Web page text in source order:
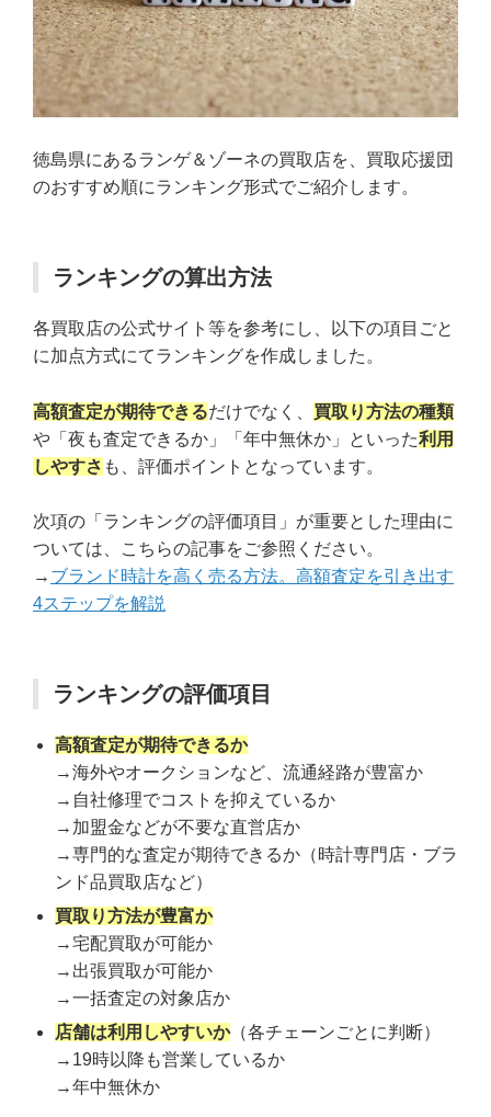
徳島県にあるランゲ＆ゾーネの買取店を、買取応援団
のおすすめ順にランキング形式でご紹介します。
ランキングの算出方法
各買取店の公式サイト等を参考にし、以下の項目ごと
に加点方式にてランキングを作成しました。
高額査定が期待できるだけでなく、 買取り方法の種類
や「夜も査定できるか」「年中無休か」といった利用
しやすさ も、評価ポイントとなっています。
次項の「ランキングの評価項目」が重要とした理由に
ついては、こちらの記事をご参照ください。
→ ブランド時計を高く売る方法。高額査定を引き出す
4ステップを解説
ランキングの評価項目
高額査定が期待できるか
→海外やオークションなど、流通経路が豊富か
→自社修理でコストを抑えているか
→加盟金などが不要な直営店か
→専門的な査定が期待できるか（時計専門店・ブラ
ンド品買取店など）
買取り方法が豊富か
→宅配買取が可能か
→出張買取が可能か
→一括査定の対象店か
店舗は利用しやすいか（各チェーンごとに判断）
→19時以降も営業しているか
→年中無休か